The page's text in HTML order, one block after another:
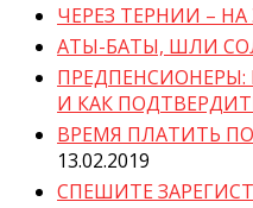
ЧЕРЕЗ ТЕРНИИ – НА
АТЫ-БАТЫ, ШЛИ
И КАК
ВРЕМЯ ПЛАТИТЬ
13.02.2019
СПЕШИТЕ